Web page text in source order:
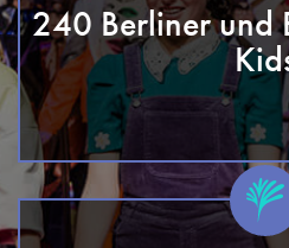
240 Berliner und